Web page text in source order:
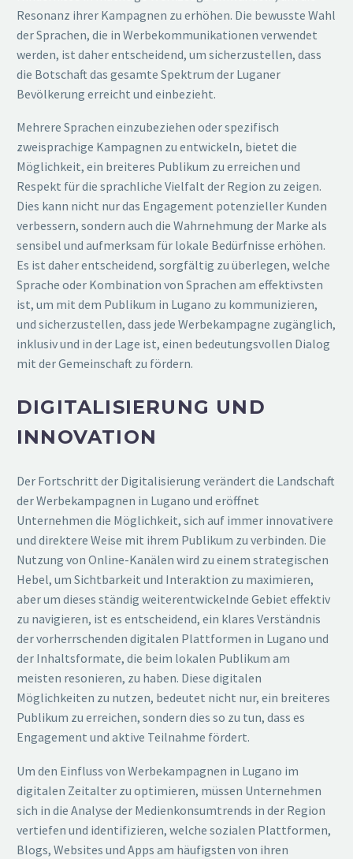
Resonanz ihrer Kampagnen zu erhöhen. Die bewusste Wahl
der Sprachen, die in Werbekommunikationen verwendet
werden, ist daher entscheidend, um sicherzustellen, dass
die Botschaft das gesamte Spektrum der Luganer
Bevölkerung erreicht und einbezieht.
Mehrere Sprachen einzubeziehen oder spezifisch
zweisprachige Kampagnen zu entwickeln, bietet die
Möglichkeit, ein breiteres Publikum zu erreichen und
Respekt für die sprachliche Vielfalt der Region zu zeigen.
Dies kann nicht nur das Engagement potenzieller Kunden
verbessern, sondern auch die Wahrnehmung der Marke als
sensibel und aufmerksam für lokale Bedürfnisse erhöhen.
Es ist daher entscheidend, sorgfältig zu überlegen, welche
Sprache oder Kombination von Sprachen am effektivsten
ist, um mit dem Publikum in Lugano zu kommunizieren,
und sicherzustellen, dass jede Werbekampagne zugänglich,
inklusiv und in der Lage ist, einen bedeutungsvollen Dialog
mit der Gemeinschaft zu fördern.
DIGITALISIERUNG UND
INNOVATION
Der Fortschritt der Digitalisierung verändert die Landschaft
der Werbekampagnen in Lugano und eröffnet
Unternehmen die Möglichkeit, sich auf immer innovativere
und direktere Weise mit ihrem Publikum zu verbinden. Die
Nutzung von Online-Kanälen wird zu einem strategischen
Hebel, um Sichtbarkeit und Interaktion zu maximieren,
aber um dieses ständig weiterentwickelnde Gebiet effektiv
zu navigieren, ist es entscheidend, ein klares Verständnis
der vorherrschenden digitalen Plattformen in Lugano und
der Inhaltsformate, die beim lokalen Publikum am
meisten resonieren, zu haben. Diese digitalen
Möglichkeiten zu nutzen, bedeutet nicht nur, ein breiteres
Publikum zu erreichen, sondern dies so zu tun, dass es
Engagement und aktive Teilnahme fördert.
Um den Einfluss von Werbekampagnen in Lugano im
digitalen Zeitalter zu optimieren, müssen Unternehmen
sich in die Analyse der Medienkonsumtrends in der Region
vertiefen und identifizieren, welche sozialen Plattformen,
Blogs, Websites und Apps am häufigsten von ihren